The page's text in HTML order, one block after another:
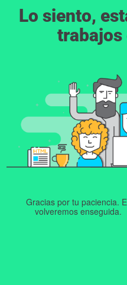
Lo siento,
trabajos
Gracias por tu paciencia.
volveremos